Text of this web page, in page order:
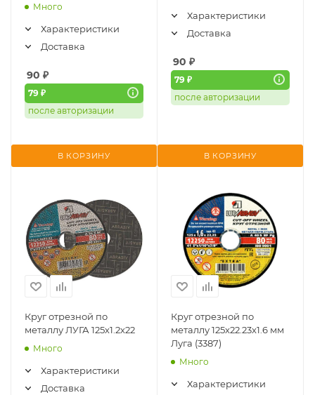
Много
Характеристики
Доставка
90 ₽
79 ₽
после авторизации
В КОРЗИНУ
Характеристики
Доставка
90 ₽
79 ₽
после авторизации
В КОРЗИНУ
Круг отрезной по
металлу ЛУГА 125х1.2х22
Много
Характеристики
Доставка
Круг отрезной по
металлу 125x22.23x1.6 мм
Луга (3387)
Много
Характеристики